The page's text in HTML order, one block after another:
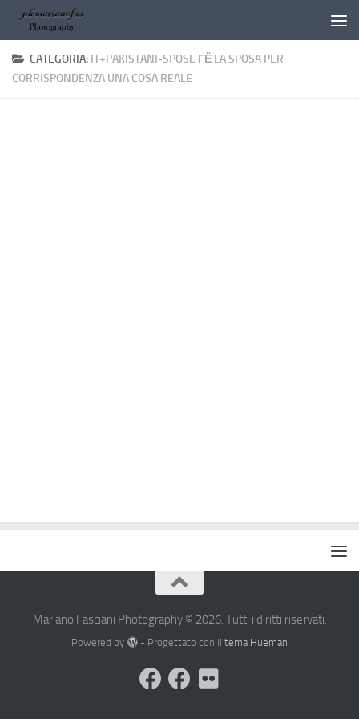
Salta al contenuto
CATEGORIA: IT+PAKISTANI-SPOSE ГЁ LA SPOSA PER
CORRISPONDENZA UNA COSA REALE
Mariano Fasciani Photography © 2026. Tutti i diritti riservati.
Powered by - Progettato con il tema Hueman